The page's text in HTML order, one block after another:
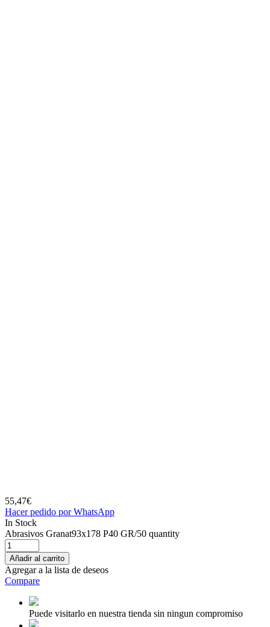
55,47€
Hacer pedido por WhatsApp
In Stock
Abrasivos Granat93x178 P40 GR/50 quantity
Añadir al carrito
Agregar a la lista de deseos
Compare
Puede visitarlo en nuestra tienda sin ningun compromiso